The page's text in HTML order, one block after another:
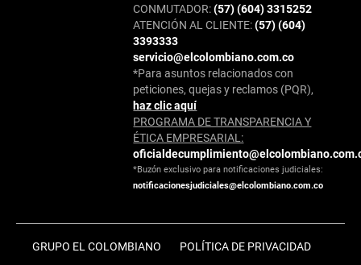
CONMUTADOR:(57) (604) 3315252
ATENCIÓN AL CLIENTE:(57) (604)
3393333
servicio@elcolombiano.com.co
*Para asuntos relacionados con
peticiones, quejas y reclamos (PQR),
haz clic aquí
PROGRAMA DE TRANSPARENCIA Y
ÉTICA EMPRESARIAL:
*Buzón exclusivo para notificaciones judiciales:
notificacionesjudiciales@elcolombiano.com.co
GRUPO EL COLOMBIANO POLÍTICA DE PRIVACIDAD